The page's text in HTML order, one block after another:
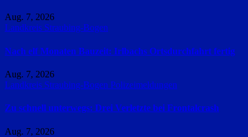
Aug. 7, 2026
Landkreis Straubing-Bogen
Nach elf Monaten Bauzeit: Irlbachs Ortsdurchfahrt fertig
Aug. 7, 2026
Landkreis Straubing-Bogen Polizeimeldungen
Zu schnell unterwegs: Drei Verletzte bei Frontalcrash
Aug. 7, 2026